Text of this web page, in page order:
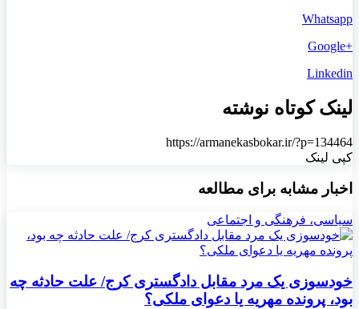
Whatsapp
+Google
Linkedin
لینک کوتاه نوشته
https://armanekasbokar.ir/?p=134464
کپی لینک
اخبار مشابه برای مطالعه
سیاسی، فرهنگی و اجتماعی
خودسوزی یک مرد مقابل دادگستری کرج/ علت حادثه چه
بود، پرونده مهریه‌ یا دعوای ملکی؟